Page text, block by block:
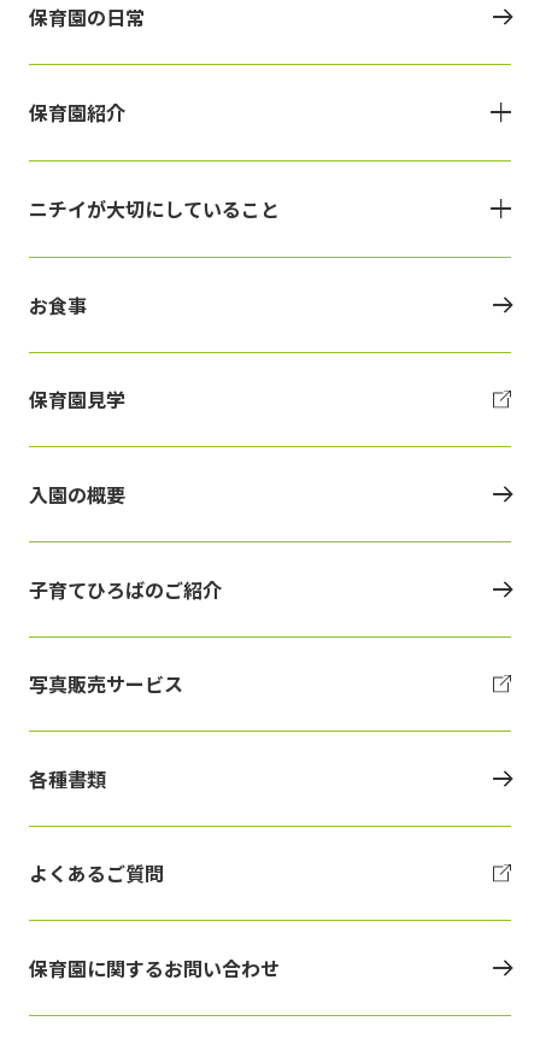
保育園の日常
保育園紹介
ニチイが大切にしていること
お食事
保育園見学
入園の概要
子育てひろばのご紹介
写真販売サービス
各種書類
よくあるご質問
保育園に関するお問い合わせ